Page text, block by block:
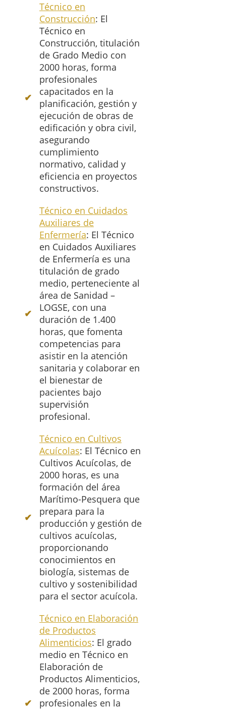
Técnico en
Construcción: El
Técnico en
Construcción, titulación
de Grado Medio con
2000 horas, forma
profesionales
capacitados en la
planificación, gestión y
ejecución de obras de
edificación y obra civil,
asegurando
cumplimiento
normativo, calidad y
eficiencia en proyectos
constructivos.
Técnico en Cuidados
Auxiliares de
Enfermería: El Técnico
en Cuidados Auxiliares
de Enfermería es una
titulación de grado
medio, perteneciente al
área de Sanidad –
LOGSE, con una
duración de 1.400
horas, que fomenta
competencias para
asistir en la atención
sanitaria y colaborar en
el bienestar de
pacientes bajo
supervisión
profesional.
Técnico en Cultivos
Acuícolas: El Técnico en
Cultivos Acuícolas, de
2000 horas, es una
formación del área
Marítimo-Pesquera que
prepara para la
producción y gestión de
cultivos acuícolas,
proporcionando
conocimientos en
biología, sistemas de
cultivo y sostenibilidad
para el sector acuícola.
Técnico en Elaboración
de Productos
Alimenticios: El grado
medio en Técnico en
Elaboración de
Productos Alimenticios,
de 2000 horas, forma
profesionales en la